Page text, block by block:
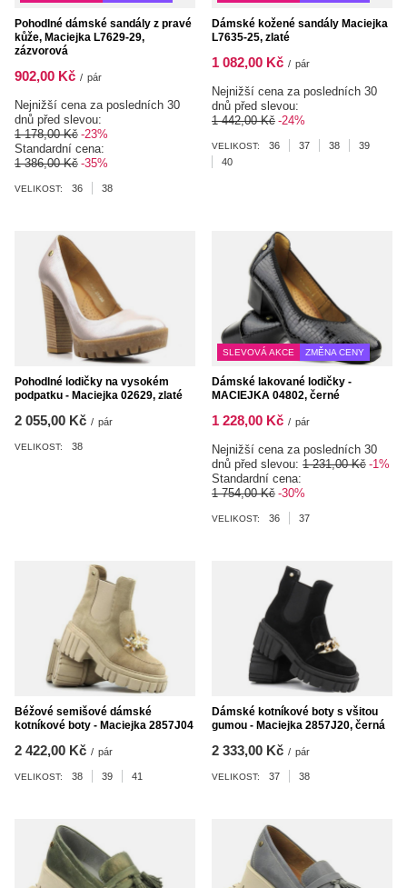
Pohodlné dámské sandály z pravé
kůže, Maciejka L7629-29,
zázvorová
902,00 Kč / pár
Nejnižší cena za posledních 30
dnů před slevou:
1 178,00 Kč -23%
Standardní cena:
1 386,00 Kč -35%
VELIKOST: 36 38
Dámské kožené sandály Maciejka
L7635-25, zlaté
1 082,00 Kč / pár
Nejnižší cena za posledních 30
dnů před slevou:
1 442,00 Kč -24%
VELIKOST: 36 37 38
39
40
Pohodlné lodičky na vysokém
podpatku - Maciejka 02629, zlaté
2 055,00 Kč / pár
VELIKOST: 38
SLEVOVÁ AKCE ZMĚNA CENY
Dámské lakované lodičky -
MACIEJKA 04802, černé
1 228,00 Kč / pár
Nejnižší cena za posledních 30
dnů před slevou: 1 231,00 Kč -1%
Standardní cena:
1 754,00 Kč -30%
VELIKOST: 36 37
Béžové semišové dámské
kotníkové boty - Maciejka 2857J04
2 422,00 Kč / pár
VELIKOST: 38 39 41
Dámské kotníkové boty s všitou
gumou - Maciejka 2857J20, černá
2 333,00 Kč / pár
VELIKOST: 37 38